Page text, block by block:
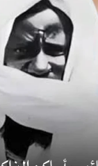
© Copyright 2025, APS